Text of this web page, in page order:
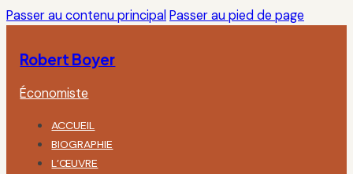
Passer au contenu principal Passer au pied de page
Robert Boyer
Économiste
ACCUEIL
BIOGRAPHIE
L’ŒUVRE